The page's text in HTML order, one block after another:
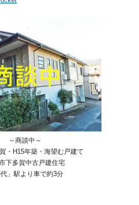
～商談中～
・H15年築・海望む戸建て
下多賀中古戸建住宅
代」駅より車で約3分